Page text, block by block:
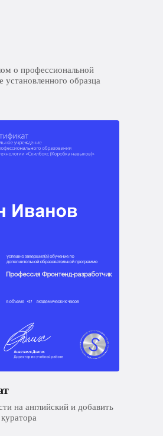
о профессиональной
установленного образца
на английский и добавить